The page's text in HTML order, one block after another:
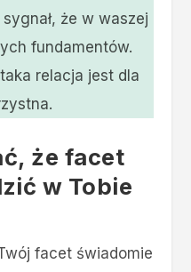
że w waszej
fundamentów.
relacja jest dla
że facet
w Tobie
facet świadomie